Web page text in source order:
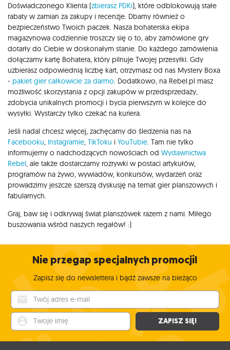
Doświadczonego Klienta (zbierasz PDKi), które odblokowują stałe
rabaty w zamian za zakupy i recenzje. Dbamy również o
bezpieczeństwo Twoich paczek. Nasza bohaterska ekipa
magazynowa codziennie troszczy się o to, aby zamówione gry
dotarły do Ciebie w doskonałym stanie. Do każdego zamówienia
dołączamy kartę Bohatera, który pilnuje Twojej przesyłki. Gdy
uzbierasz odpowiednią liczbę kart, otrzymasz od nas Mystery Boxa
- pakiet gier całkowicie za darmo. Dodatkowo, na Rebel.pl masz
możliwość skorzystania z opcji zakupów w przedsprzedaży,
zdobycia unikalnych promocji i bycia pierwszym w kolejce do
wysyłki. Wystarczy tylko czekać na kuriera.
Jeśli nadal chcesz więcej, zachęcamy do śledzenia nas na
Facebooku, Instagramie, TikToku i YouTubie. Tam nie tylko
informujemy o nadchodzących nowościach od Wydawnictwa
Rebel, ale także dostarczamy rozrywki w postaci artykułów,
programów na żywo, wywiadów, konkursów, wydarzeń oraz
prowadzimy jeszcze szerszą dyskusję na temat gier planszowych i
fabularnych.
Graj, baw się i odkrywaj świat planszówek razem z nami. Miłego
buszowania wśród naszych regałów! :)
Nie przegap specjalnych promocji!
Zapisz się do newslettera i bądź zawsze na bieżąco
ZAPISZ SIĘ!